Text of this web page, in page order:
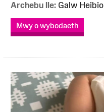
Archebu lle: Galw Heibio
Mwy o wybodaeth